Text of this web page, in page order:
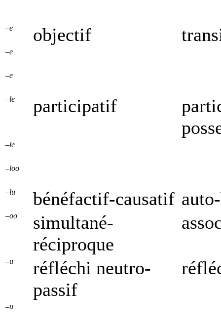
–e objectif
–e
–e
–le participatif
–le
–loo
–lu bénéfactif-causatif
–oo
simultané-
réciproque
–u
réfléchi neutro-
passif
–u